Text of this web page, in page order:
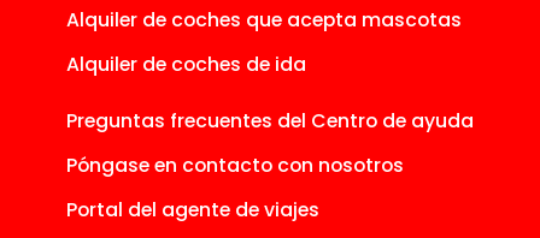
Alquiler de coches que acepta mascotas
Alquiler de coches de ida
Preguntas frecuentes del Centro de ayuda
Póngase en contacto con nosotros
Portal del agente de viajes